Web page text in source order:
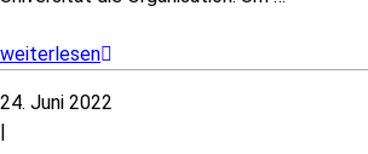
weiterlesen
24. Juni 2022
|